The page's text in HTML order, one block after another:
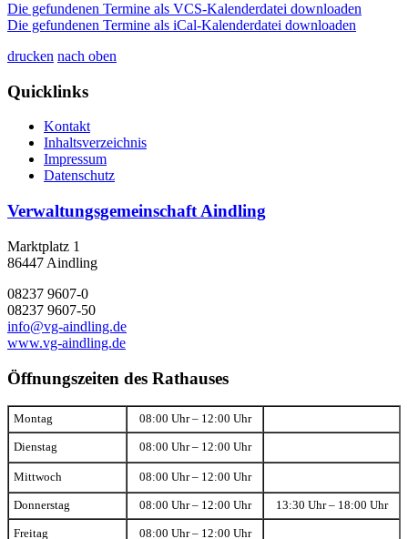
Die gefundenen Termine als VCS-Kalenderdatei downloaden
Die gefundenen Termine als iCal-Kalenderdatei downloaden
drucken nach oben
Quicklinks
Kontakt
Inhaltsverzeichnis
Impressum
Datenschutz
Verwaltungsgemeinschaft Aindling
Marktplatz 1
86447 Aindling
08237 9607-0
08237 9607-50
info@vg-aindling.de
www.vg-aindling.de
Öffnungszeiten des Rathauses
Montag 08:00 Uhr – 12:00 Uhr
Dienstag 08:00 Uhr – 12:00 Uhr
Mittwoch 08:00 Uhr – 12:00 Uhr
Donnerstag 08:00 Uhr – 12:00 Uhr 13:30 Uhr – 18:00 Uhr
Freitag 08:00 Uhr – 12:00 Uhr